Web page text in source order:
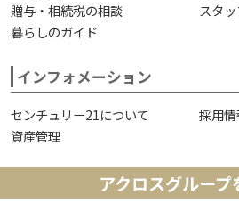
贈与・相続税の相談
スタ
暮らしのガイド
インフォメーション
センチュリー21について
採用情
資産管理
アクロスグループ